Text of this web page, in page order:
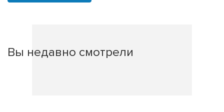
Вы недавно смотрели